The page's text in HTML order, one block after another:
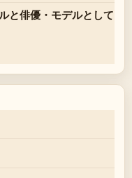
と俳優・モデルとして